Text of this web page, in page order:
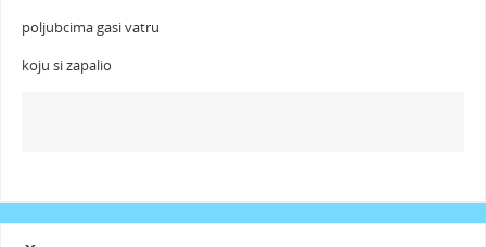
poljubcima gasi vatru
koju si zapalio